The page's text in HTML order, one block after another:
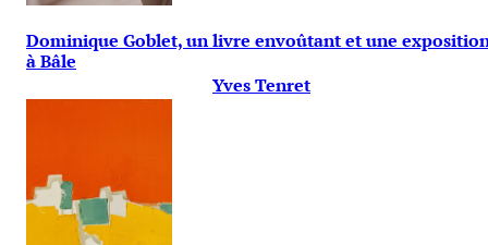
Dominique Goblet, un livre envoûtant et une
à Bâle
Yves Tenret